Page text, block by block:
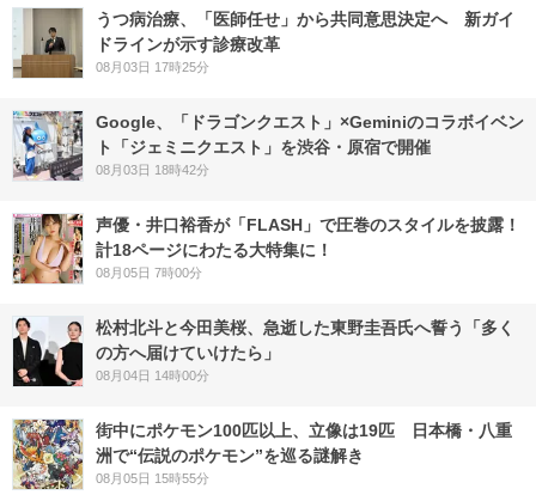
うつ病治療、「医師任せ」から共同意思決定へ 新ガイ
ドラインが示す診療改革
08月03日 17時25分
Google、「ドラゴンクエスト」×Geminiのコラボイベン
ト「ジェミニクエスト」を渋谷・原宿で開催
08月03日 18時42分
声優・井口裕香が「FLASH」で圧巻のスタイルを披露！
計18ページにわたる大特集に！
08月05日 7時00分
松村北斗と今田美桜、急逝した東野圭吾氏へ誓う「多く
の方へ届けていけたら」
08月04日 14時00分
街中にポケモン100匹以上、立像は19匹 日本橋・八重
洲で“伝説のポケモン”を巡る謎解き
08月05日 15時55分